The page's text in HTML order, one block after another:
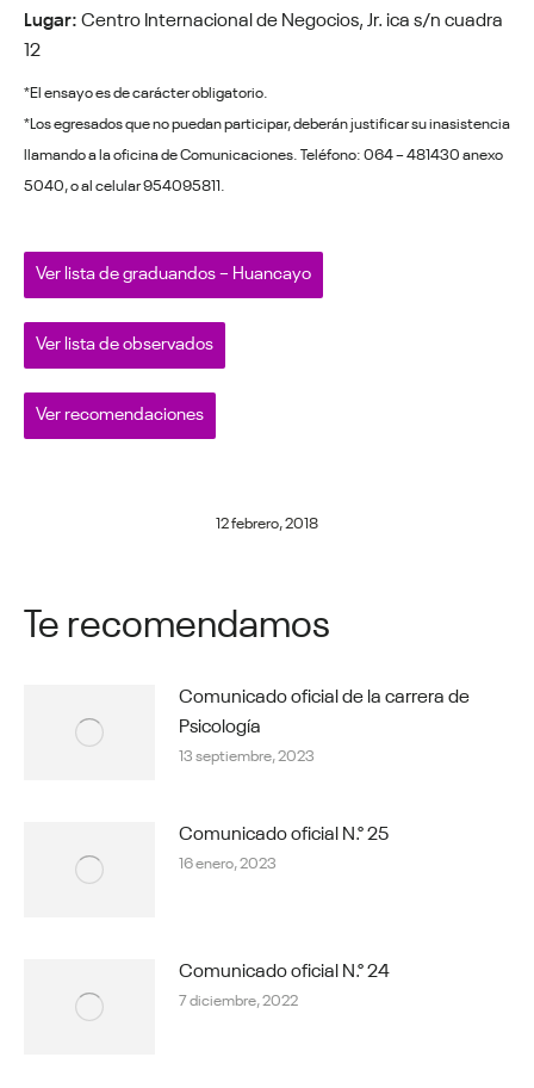
Lugar:Centro Internacional de Negocios, Jr. ica s/n cuadra
12
*El ensayo es de carácter obligatorio.
*Los egresados que no puedan participar, deberán justificar su inasistencia
llamando a la oficina de Comunicaciones. Teléfono: 064 – 481430 anexo
5040, o al celular 954095811.
Ver lista de graduandos – Huancayo
Ver lista de observados
Ver recomendaciones
12 febrero, 2018
Te recomendamos
Comunicado oficial de la carrera de
Psicología
13 septiembre, 2023
Comunicado oficial N.° 25
16 enero, 2023
Comunicado oficial N.° 24
7 diciembre, 2022